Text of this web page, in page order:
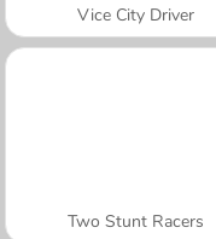
Vice City Driver
Two Stunt Racers